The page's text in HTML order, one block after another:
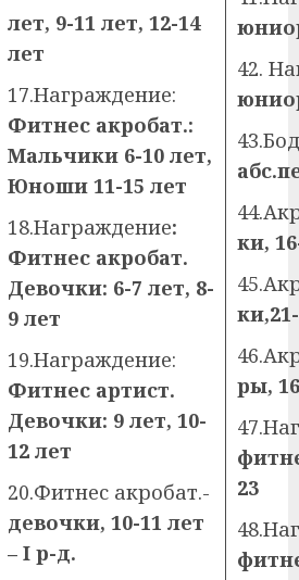
лет, 9-11 лет, 12-14
лет
17.Награждение:
Фитнес акробат.:
Мальчики 6-10 лет,
Юноши 11-15 лет
18.Награждение:
Фитнес акробат.
Девочки: 6-7 лет, 8-
9 лет
19.Награждение:
Фитнес артист.
Девочки: 9 лет, 10-
12 лет
20.Фитнес акробат.-
девочки, 10-11 лет
– I р-д.
42.
ки,
ры,
23